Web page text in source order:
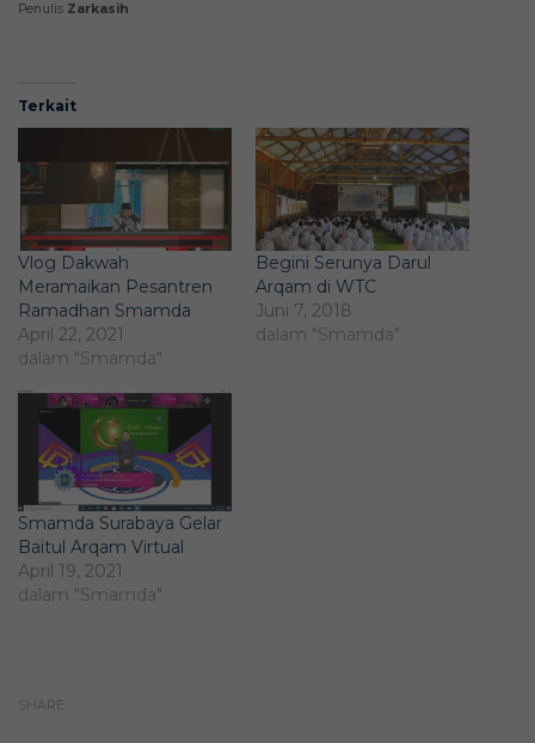
Penulis Zarkasih
Terkait
Vlog Dakwah
Meramaikan Pesantren
Ramadhan Smamda
April 22, 2021
dalam "Smamda"
Begini Serunya Darul
Arqam di WTC
Juni 7, 2018
dalam "Smamda"
Smamda Surabaya Gelar
Baitul Arqam Virtual
April 19, 2021
dalam "Smamda"
SHARE